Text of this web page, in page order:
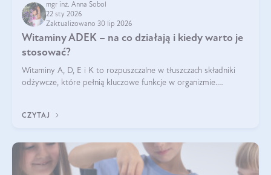
mgr inż. Anna Sobol
22 sty 2026
Zaktualizowano 30 lip 2026
Witaminy ADEK – na co działają i kiedy warto je
stosować?
Witaminy A, D, E i K to rozpuszczalne w tłuszczach składniki
odżywcze, które pełnią kluczowe funkcje w organizmie.
CZYTAJ